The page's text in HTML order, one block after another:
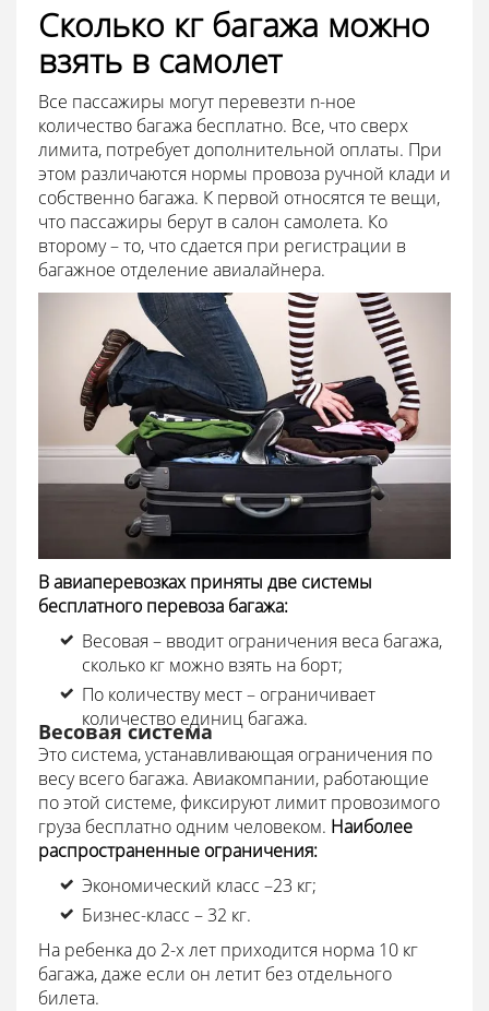
Сколько кг багажа можно
взять в самолет
Все пассажиры могут перевезти n-ное
количество багажа бесплатно. Все, что сверх
лимита, потребует дополнительной оплаты. При
этом различаются нормы провоза ручной клади и
собственно багажа. К первой относятся те вещи,
что пассажиры берут в салон самолета. Ко
второму – то, что сдается при регистрации в
багажное отделение авиалайнера.
В авиаперевозках приняты две системы
бесплатного перевоза багажа:
Весовая – вводит ограничения веса багажа,
сколько кг можно взять на борт;
По количеству мест – ограничивает
количество единиц багажа.
Весовая система
Это система, устанавливающая ограничения по
весу всего багажа. Авиакомпании, работающие
по этой системе, фиксируют лимит провозимого
груза бесплатно одним человеком. Наиболее
распространенные ограничения:
Экономический класс –23 кг;
Бизнес-класс – 32 кг.
На ребенка до 2-х лет приходится норма 10 кг
багажа, даже если он летит без отдельного
билета.